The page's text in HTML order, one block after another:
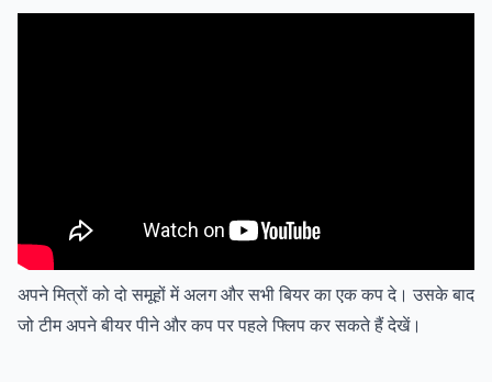
अपने मित्रों को दो समूहों में अलग और सभी बियर का एक कप दे। उसके बाद
जो टीम अपने बीयर पीने और कप पर पहले फ्लिप कर सकते हैं देखें।